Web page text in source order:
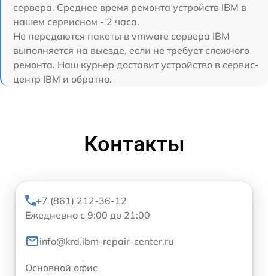
сервера. Среднее время ремонта устройств IBM в
нашем сервисном - 2 часа.
Не передаются пакеты в vmware сервера IBM
выполняется на выезде, если не требует сложного
ремонта. Наш курьер доставит устройство в сервис-
центр IBM и обратно.
Контакты
+7 (861) 212-36-12
Ежедневно с 9:00 до 21:00
info@krd.ibm-repair-center.ru
Основной офис